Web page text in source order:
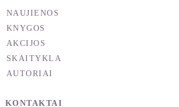
NAUJIENOS
KNYGOS
AKCIJOS
SKAITYKLA
AUTORIAI
KONTAKTAI